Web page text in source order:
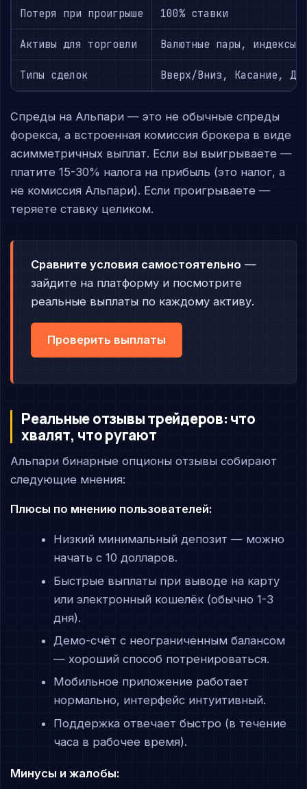
Потеря при проигрыше 100% ставки
Активы для торговли Валютные пары,
Типы сделок Вверх/Вниз, Касание,
Спреды на Альпари — это не обычные спреды
форекса, а встроенная комиссия брокера в виде
асимметричных выплат. Если вы выигрываете —
платите 15-30% налога на прибыль (это налог, а
не комиссия Альпари). Если проигрываете —
теряете ставку целиком.
Сравните условия самостоятельно —
зайдите на платформу и посмотрите
реальные выплаты по каждому активу.
Проверить выплаты
Реальные отзывы трейдеров: что
хвалят, что ругают
Альпари бинарные опционы отзывы собирают
следующие мнения:
Плюсы по мнению пользователей:
Низкий минимальный депозит — можно
начать с 10 долларов.
Быстрые выплаты при выводе на карту
или электронный кошелёк (обычно 1-3
дня).
Демо-счёт с неограниченным балансом
— хороший способ потренироваться.
Мобильное приложение работает
нормально, интерфейс интуитивный.
Поддержка отвечает быстро (в течение
часа в рабочее время).
Минусы и жалобы: